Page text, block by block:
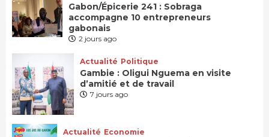
Gabon/Épicerie 241 : Sobraga
accompagne 10 entrepreneurs
gabonais
2 jours ago
Actualité Politique
Gambie : Oligui Nguema en visite
d’amitié et de travail
7 jours ago
Actualité Economie